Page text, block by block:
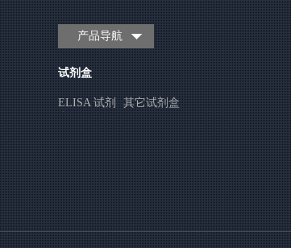
产品导航
试剂盒
ELISA 试剂
盒
其它试剂盒